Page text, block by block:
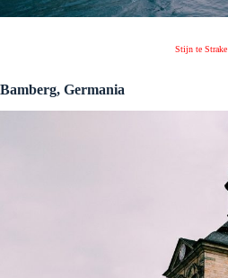
Stijn te Strake
Bamberg, Germania